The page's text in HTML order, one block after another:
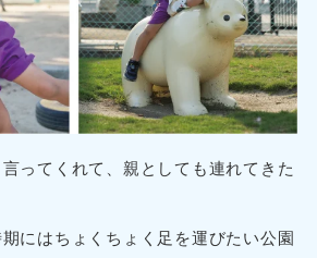
言ってくれて、親としても連れてきた
にはちょくちょく足を運びたい公園